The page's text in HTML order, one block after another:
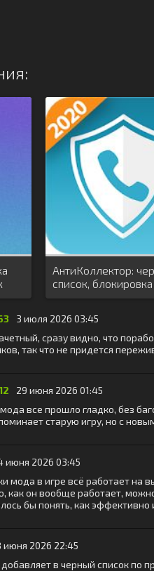
АнтиКоллектор:
список, блокировка
звонков
3 июля 2026 03:45
сразу видно, что
так что не придется
29 июня 2026 01:45
все прошло гладко, без
старую игру, но с
июня 2026 03:45
мода в игре всё работает на
как он вообще работает,
бы понять, как
июня 2026 22:45
в черный список по